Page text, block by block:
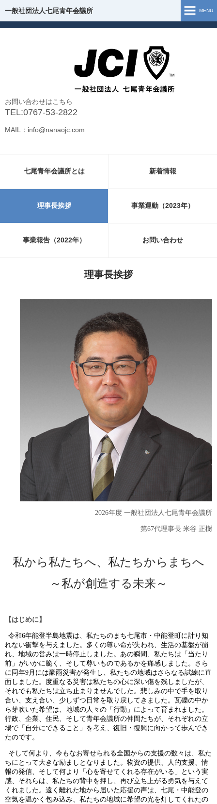
一般社団法人七尾青年会議所
お問い合わせはこちら
TEL:0767-53-2822
MAIL：info@nanaojc.com
MENU
組織図
事業運動（2026年）
新型コロナウイルス 支援・情報
七尾青年会議所とは 新着情報
理事長挨拶 事業運動（2023年）
事業報告（2022年） お問い合わせ
理事長挨拶
2026年度 一般社団法人七尾青年会議所
第67代理事長 米谷 正樹
私から私たちへ、私たちからまちへ
～私が創造する未来～
【はじめに】
令和6年能登半島地震は、私たちのまち七尾市・中能登町に計り知
れない衝撃を与えました。多くの尊い命が失われ、生活の基盤が崩
れ、地域の営みは一時停止しました。あの瞬間、私たちは「当たり
前」がいかに脆く、そして尊いものであるかを痛感しました。さら
に同年9 月には豪雨災害が発生し、私たちの地域はさらなる試練に直
面しました。度重なる災害は私たちの心に深い傷を残しましたが、
それでも私たちは立ち止まりませんでした。悲しみの中で手を取り
合い、支え合い、少しずつ日常を取り戻してきました。瓦礫の中か
ら芽吹いた希望は、地域の人々の「行動」によって育まれました。
行政、企業、住民、そして青年会議所の仲間たちが、それぞれの立
場で「自分にできること」を考え、復旧・復興に向かって歩んでき
たのです。
そして何より、今もなお寄せられる全国からの支援の数々は、私た
ちにとって大きな励ましとなりました。物資の提供、人的支援、情
報の発信、そして何より「心を寄せてくれる存在がいる」という実
感、それらは、私たちの背中を押し、再び立ち上がる勇気を与えて
くれました。遠く離れた地から届いた応援の声は、七尾・中能登の
空気を温かく包み込み、私たちの地域に希望の光を灯してくれたの